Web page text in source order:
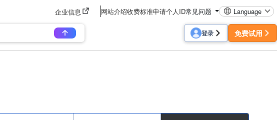
企业信息 网站介绍收费标准申请个人ID常见问题 Language
登录 免费试用